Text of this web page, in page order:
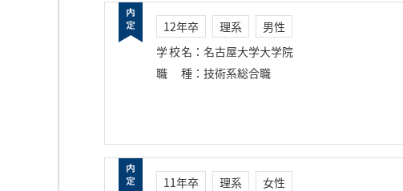
12年卒 理系
男性
学校名 ： 名古屋大学大学院
職種 ： 技術系総合職
11年卒 理系
女性